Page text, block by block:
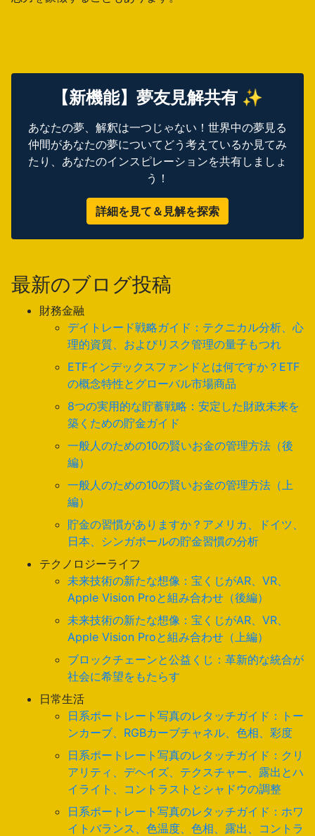
【新機能】夢友見解共有 ✨
あなたの夢、解釈は一つじゃない！世界中の夢見る
仲間があなたの夢についてどう考えているか見てみ
たり、あなたのインスピレーションを共有しましょ
う！
詳細を見て＆見解を探索
最新のブログ投稿
財務金融
デイトレード戦略ガイド：テクニカル分析、心
理的資質、およびリスク管理の量子もつれ
ETFインデックスファンドとは何ですか？ETF
の概念特性とグローバル市場商品
8つの実用的な貯蓄戦略：安定した財政未来を
築くための貯金ガイド
一般人のための10の賢いお金の管理方法（後
編）
一般人のための10の賢いお金の管理方法（上
編）
貯金の習慣がありますか？アメリカ、ドイツ、
日本、シンガポールの貯金習慣の分析
テクノロジーライフ
未来技術の新たな想像：宝くじがAR、VR、
Apple Vision Proと組み合わせ（後編）
未来技術の新たな想像：宝くじがAR、VR、
Apple Vision Proと組み合わせ（上編）
ブロックチェーンと公益くじ：革新的な統合が
社会に希望をもたらす
日常生活
日系ポートレート写真のレタッチガイド：トー
ンカーブ、RGBカーブチャネル、色相、彩度
日系ポートレート写真のレタッチガイド：クリ
アリティ、デヘイズ、テクスチャー、露出とハ
イライト、コントラストとシャドウの調整
日系ポートレート写真のレタッチガイド：ホワ
イトバランス、色温度、色相、露出、コントラ